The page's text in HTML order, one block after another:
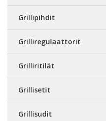
Grillipihdit
Grilliregulaattorit
Grilliritilät
Grillisetit
Grillisudit